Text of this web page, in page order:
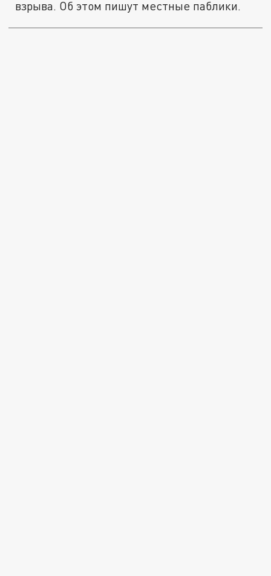
взрыва. Об этом пишут местные паблики.